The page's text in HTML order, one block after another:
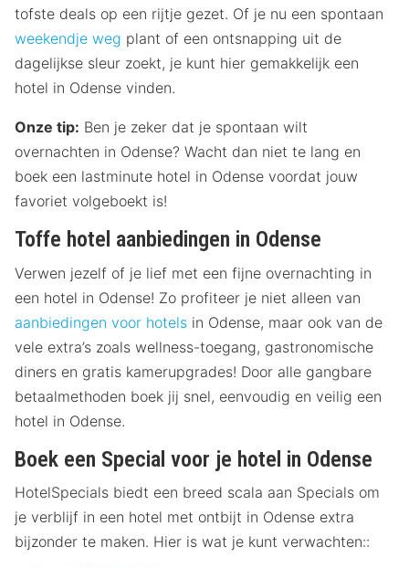
tofste deals op een rijtje gezet. Of je nu een spontaan
weekendje weg plant of een ontsnapping uit de
dagelijkse sleur zoekt, je kunt hier gemakkelijk een
hotel in Odense vinden.
Onze tip: Ben je zeker dat je spontaan wilt
overnachten in Odense? Wacht dan niet te lang en
boek een lastminute hotel in Odense voordat jouw
favoriet volgeboekt is!
Toffe hotel aanbiedingen in Odense
Verwen jezelf of je lief met een fijne overnachting in
een hotel in Odense! Zo profiteer je niet alleen van
aanbiedingen voor hotels in Odense, maar ook van de
vele extra’s zoals wellness-toegang, gastronomische
diners en gratis kamerupgrades! Door alle gangbare
betaalmethoden boek jij snel, eenvoudig en veilig een
hotel in Odense.
Boek een Special voor je hotel in Odense
HotelSpecials biedt een breed scala aan Specials om
je verblijf in een hotel met ontbijt in Odense extra
bijzonder te maken. Hier is wat je kunt verwachten::